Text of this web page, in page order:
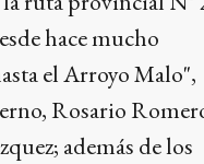
hace mucho
el Arroyo Malo",
Rosario
además de los